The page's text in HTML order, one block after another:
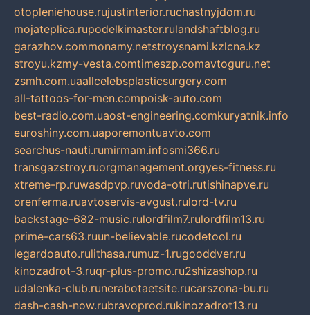
otopleniehouse.rujustinterior.ruchastnyjdom.ru
mojateplica.rupodelkimaster.rulandshaftblog.ru
garazhov.commonamy.netstroysnami.kzlcna.kz
stroyu.kzmy-vesta.comtimeszp.comavtoguru.net
zsmh.com.uaallcelebsplasticsurgery.com
all-tattoos-for-men.compoisk-auto.com
best-radio.com.uaost-engineering.comkuryatnik.info
euroshiny.com.uaporemontuavto.com
searchus-nauti.rumirmam.infosmi366.ru
transgazstroy.ruorgmanagement.orgyes-fitness.ru
xtreme-rp.ruwasdpvp.ruvoda-otri.rutishinapve.ru
orenferma.ruavtoservis-avgust.rulord-tv.ru
backstage-682-music.rulordfilm7.rulordfilm13.ru
prime-cars63.ruun-believable.rucodetool.ru
legardoauto.rulithasa.rumuz-1.rugooddver.ru
kinozadrot-3.ruqr-plus-promo.ru2shizashop.ru
udalenka-club.runerabotaetsite.rucarszona-bu.ru
dash-cash-now.rubravoprod.rukinozadrot13.ru